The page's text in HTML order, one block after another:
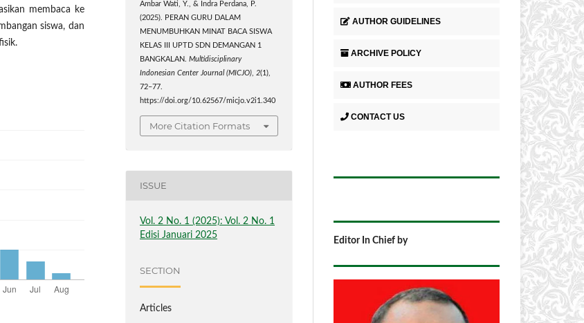
membaca ke
siswa, dan
Ambar Wati, Y., & Indra Perdana, P.
(2025). PERAN GURU DALAM
MENUMBUHKAN MINAT BACA SISWA
KELAS III UPTD SDN DEMANGAN 1
BANGKALAN.Multidisciplinary
Indonesian Center Journal (MICJO),2(1),
72–77.
https://doi.org/10.62567/micjo.v2i1.340
More Citation Formats
ISSUE
Vol. 2 No. 1 (2025): Vol. 2 No. 1
Edisi Januari 2025
SECTION
Articles
AUTHOR GUIDELINES
ARCHIVE POLICY
AUTHOR FEES
CONTACT US
Editor In Chief by